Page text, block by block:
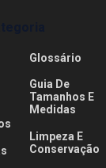
Glossário
Guia De
Tamanhos E
Medidas
Limpeza E
Conservação